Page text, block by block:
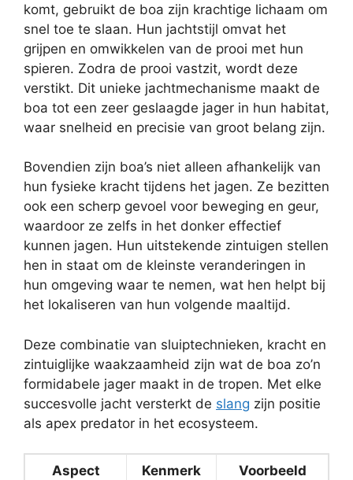
komt, gebruikt de boa zijn krachtige lichaam om
snel toe te slaan. Hun jachtstijl omvat het
grijpen en omwikkelen van de prooi met hun
spieren. Zodra de prooi vastzit, wordt deze
verstikt. Dit unieke jachtmechanisme maakt de
boa tot een zeer geslaagde jager in hun habitat,
waar snelheid en precisie van groot belang zijn.
Bovendien zijn boa’s niet alleen afhankelijk van
hun fysieke kracht tijdens het jagen. Ze bezitten
ook een scherp gevoel voor beweging en geur,
waardoor ze zelfs in het donker effectief
kunnen jagen. Hun uitstekende zintuigen stellen
hen in staat om de kleinste veranderingen in
hun omgeving waar te nemen, wat hen helpt bij
het lokaliseren van hun volgende maaltijd.
Deze combinatie van sluiptechnieken, kracht en
zintuiglijke waakzaamheid zijn wat de boa zo’n
formidabele jager maakt in de tropen. Met elke
succesvolle jacht versterkt de slang zijn positie
als apex predator in het ecosysteem.
Aspect Kenmerk Voorbeeld